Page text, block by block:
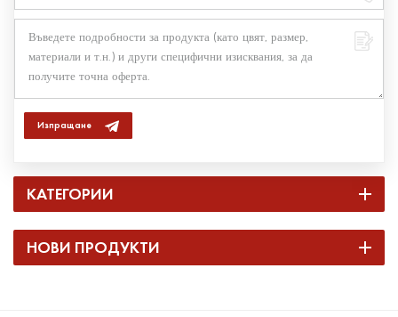
Изпращане
КАТЕГОРИИ
НОВИ ПРОДУКТИ